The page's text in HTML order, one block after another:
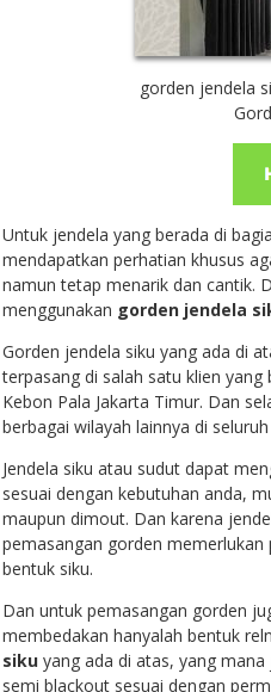
gorden jendela
Untuk jendela yang berada di
mendapatkan perhatian khusus
namun tetap menarik dan cantik.
menggunakan gorden jendela
Gorden jendela siku yang ada di
terpasang di salah satu klien yang
Kebon Pala Jakarta Timur. Dan
berbagai wilayah lainnya di
Jendela siku atau sudut dapat
sesuai dengan kebutuhan anda,
maupun dimout. Dan karena
pemasangan gorden memerlukan
bentuk siku.
Dan untuk pemasangan gorden
membedakan hanyalah bentuk
sikuyang ada di atas, yang mana
semi blackout sesuai dengan